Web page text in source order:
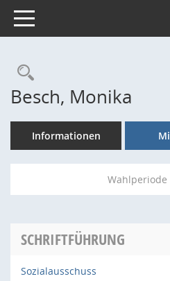
Toggle navigation
Rechercheauswahl
Besch, Monika
Informationen
Wahlperiode
SCHRIFTFÜHRUNG
Sozialausschuss